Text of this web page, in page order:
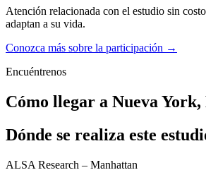
Atención relacionada con el estudio sin
adaptan a su vida.
Conozca más sobre la participación →
Encuéntrenos
Cómo llegar a Nueva York,
Dónde se realiza este
ALSA Research – Manhattan